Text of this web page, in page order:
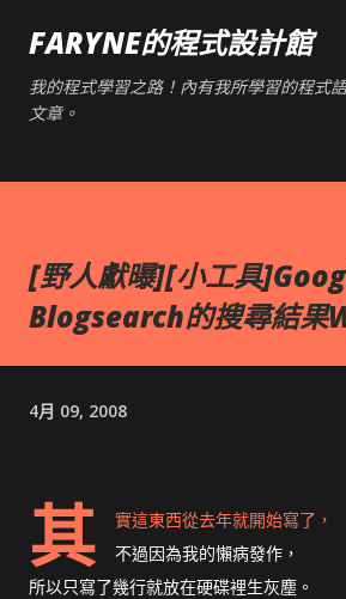
跳到主要內容
FARYNE的程式設計館
我的程式學習之路！內有我所學習的程式
文章。
[野人獻曝][小工具
Blogsearch的搜尋結果
4月 09, 2008
其
實這東西從去年就開始寫了，
不過因為我的懶病發作，
所以只寫了幾行就放在硬碟裡生灰塵。